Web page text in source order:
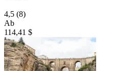
4,5 (8)
Ab
114,41 $